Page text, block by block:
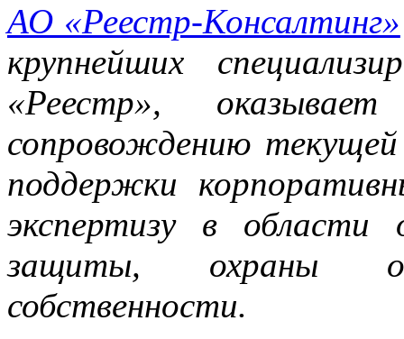
АО «Реестр-Консалтинг»
крупнейших
«Реестр»,
сопровождению
поддержки
экспертизу в области
защиты, охраны
собственности.